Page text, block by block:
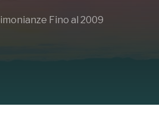
Fino al 2009